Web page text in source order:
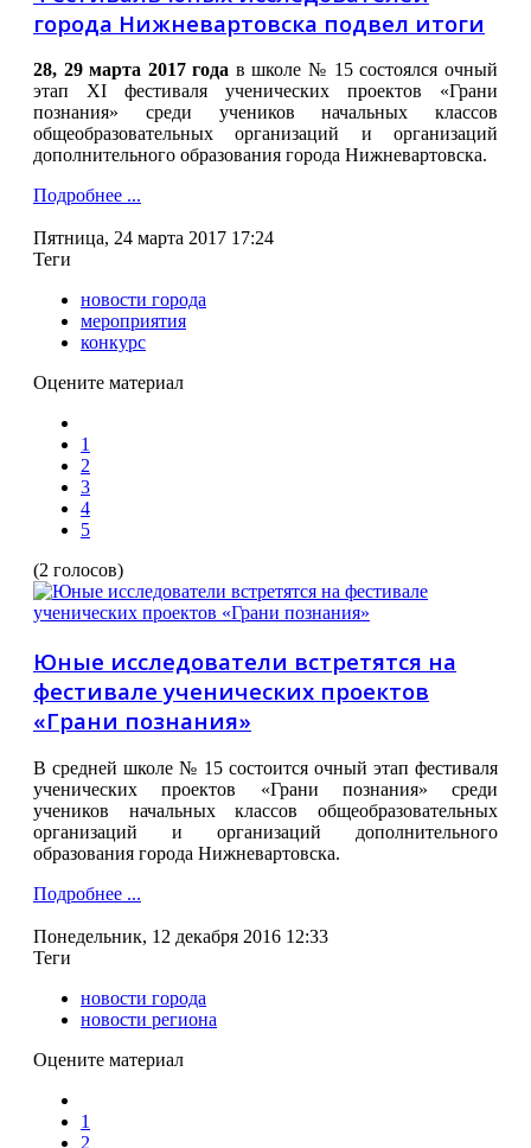
города Нижневартовска подвел итоги
28, 29 марта 2017 года в школе № 15 состоялся очный
этап XI фестиваля ученических проектов «Грани
познания» среди учеников начальных классов
общеобразовательных организаций и организаций
дополнительного образования города Нижневартовска.
Подробнее ...
Пятница, 24 марта 2017 17:24
Теги
новости города
мероприятия
конкурс
Оцените материал
1
2
3
4
5
(2 голосов)
Юные исследователи встретятся на
фестивале ученических проектов
«Грани познания»
В средней школе № 15 состоится очный этап фестиваля
ученических проектов «Грани познания» среди
учеников начальных классов общеобразовательных
организаций и организаций дополнительного
образования города Нижневартовска.
Подробнее ...
Понедельник, 12 декабря 2016 12:33
Теги
новости города
новости региона
Оцените материал
1
2